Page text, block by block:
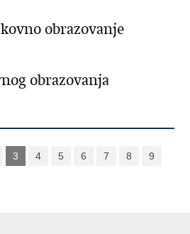
obrazovanje
obrazovanja
3 4 5 6 7 8
9